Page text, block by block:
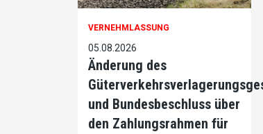
VERNEHMLASSUNG
05.08.2026
Änderung des
und Bundesbeschluss über
den Zahlungsrahmen für